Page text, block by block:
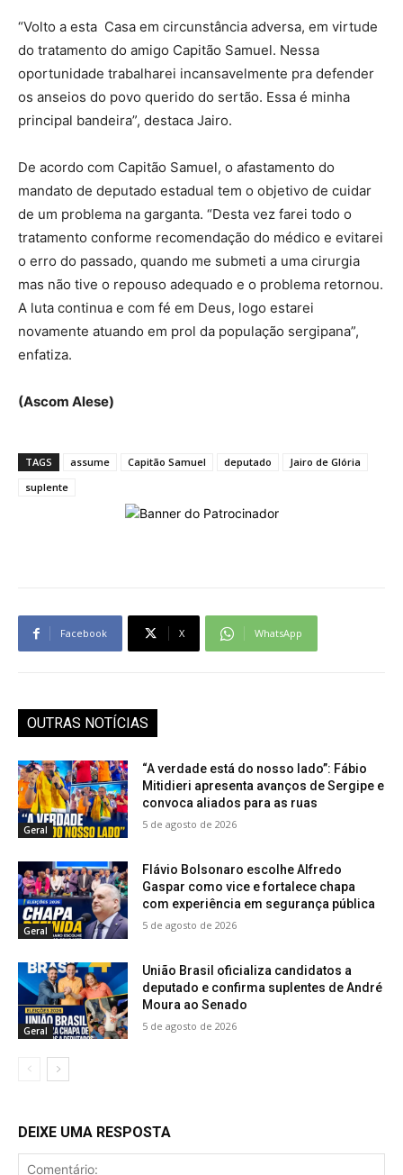
“Volto a esta Casa em circunstância adversa, em virtude
do tratamento do amigo Capitão Samuel. Nessa
oportunidade trabalharei incansavelmente pra defender
os anseios do povo querido do sertão. Essa é minha
principal bandeira”, destaca Jairo.
De acordo com Capitão Samuel, o afastamento do
mandato de deputado estadual tem o objetivo de cuidar
de um problema na garganta. “Desta vez farei todo o
tratamento conforme recomendação do médico e evitarei
o erro do passado, quando me submeti a uma cirurgia
mas não tive o repouso adequado e o problema retornou.
A luta continua e com fé em Deus, logo estarei
novamente atuando em prol da população sergipana”,
enfatiza.
(Ascom Alese)
TAGS assume Capitão Samuel deputado
Jairo de Glória
suplente
Facebook X WhatsApp
OUTRAS NOTÍCIAS
Geral
“A verdade está do nosso lado”: Fábio
Mitidieri apresenta avanços de Sergipe e
convoca aliados para as ruas
5 de agosto de 2026
Geral
Flávio Bolsonaro escolhe Alfredo
Gaspar como vice e fortalece chapa
com experiência em segurança pública
5 de agosto de 2026
Geral
União Brasil oficializa candidatos a
deputado e confirma suplentes de André
Moura ao Senado
5 de agosto de 2026
DEIXE UMA RESPOSTA